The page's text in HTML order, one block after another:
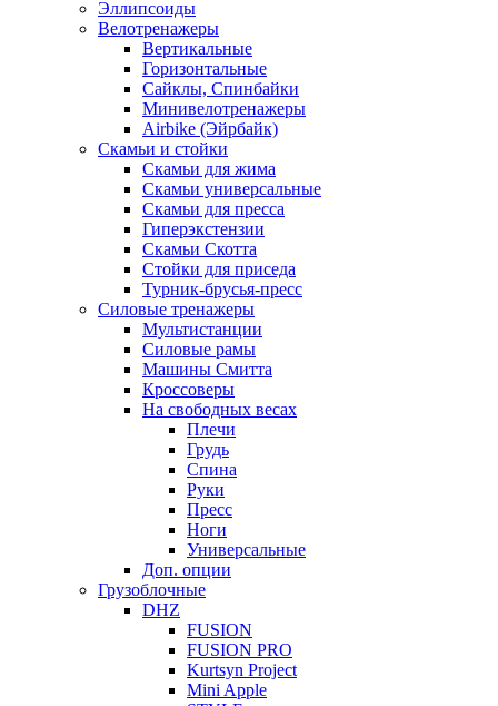
Эллипсоиды
Велотренажеры
Вертикальные
Горизонтальные
Сайклы, Спинбайки
Минивелотренажеры
Airbike (Эйрбайк)
Скамьи и стойки
Скамьи для жима
Скамьи универсальные
Скамьи для пресса
Гиперэкстензии
Скамьи Скотта
Стойки для приседа
Турник-брусья-пресс
Силовые тренажеры
Мультистанции
Силовые рамы
Машины Смитта
Кроссоверы
На свободных весах
Плечи
Грудь
Спина
Руки
Пресс
Ноги
Универсальные
Доп. опции
Грузоблочные
DHZ
FUSION
FUSION PRO
Kurtsyn Project
Mini Apple